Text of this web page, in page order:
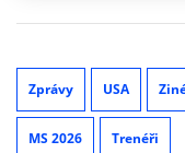
Zprávy USA
MS 2026 Trenéři